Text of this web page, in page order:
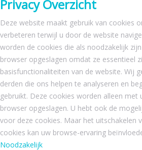
Privacy Overzicht
Deze website maakt gebruik van cookies
verbeteren terwijl u door de website
worden de cookies die als noodzakelijk
browser opgeslagen omdat ze essentieel
basisfunctionaliteiten van de website. Wij
derden die ons helpen te analyseren en
gebruikt. Deze cookies worden alleen
browser opgeslagen. U hebt ook de
voor deze cookies. Maar het uitschakelen
cookies kan uw browse-ervaring
Noodzakelijk